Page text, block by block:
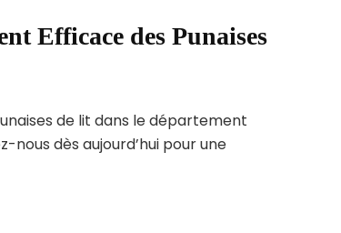
Efficace des Punaises
de lit dans le département
dès aujourd’hui pour une